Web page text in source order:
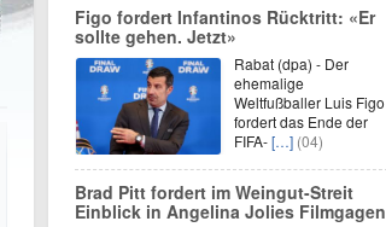
Figo fordert Infantinos Rücktritt: «Er
sollte gehen. Jetzt»
Rabat (dpa) - Der
ehemalige
Weltfußballer Luis Figo
fordert das Ende der
FIFA-[…] (04)
Brad Pitt fordert im Weingut-Streit
Einblick in Angelina Jolies Filmgagen